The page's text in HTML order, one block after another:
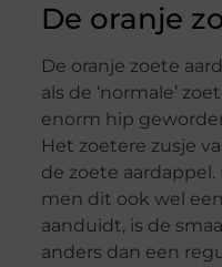
De oranje
De oranje zoete
als de ‘normale’
enorm hip
Het zoetere zusje
de zoete
men dit ook wel
aanduidt, is de
anders dan een